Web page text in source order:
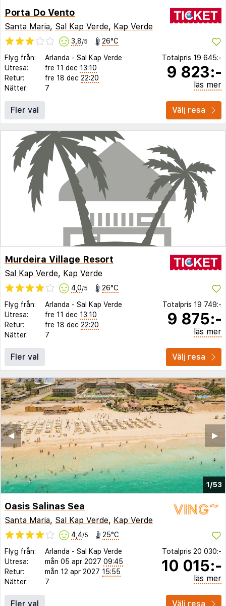
Porta Do Vento
Santa Maria, Sal Kap Verde, Kap Verde
3,8/5 26°C
Flyg från: Arlanda - Sal Kap Verde
Utresa:
fre 11 dec 13:10
Retur:
fre 18 dec 22:20
Nätter:
7
Totalpris 19 645:-
9 823:-
läs mer
Fler val Välj resa
Murdeira Village Resort
Sal Kap Verde, Kap Verde
4,0/5 26°C
Flyg från: Arlanda - Sal Kap Verde
Utresa:
fre 11 dec 13:10
Retur:
fre 18 dec 22:20
Nätter:
7
Totalpris 19 749:-
9 875:-
läs mer
Fler val Välj resa
1/53
▶︎
◀︎
Oasis Salinas Sea
Santa Maria, Sal Kap Verde, Kap Verde
4,4/5 25°C
Flyg från: Arlanda - Sal Kap Verde
Utresa:
mån 05 apr 2027 09:45
Retur:
mån 12 apr 2027 15:55
Nätter:
7
Totalpris 20 030:-
10 015:-
läs mer
Fler val Välj resa